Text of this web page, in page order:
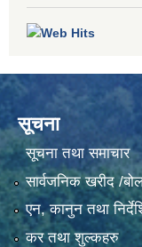
सूचना
सूचना तथा समाचार
सार्वजनिक खरीद /
एन, कानुन तथा
कर तथा शुल्कहरु